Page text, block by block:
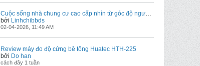
Cuộc sống nhà chung cư cao cấp nhìn từ góc độ người ở thật
bởi Linhchibbds
02-04-2026, 11:49 AM
Review máy đo độ cứng bê tông Huatec HTH-225
bởi Do han
cách đây 1 tuần